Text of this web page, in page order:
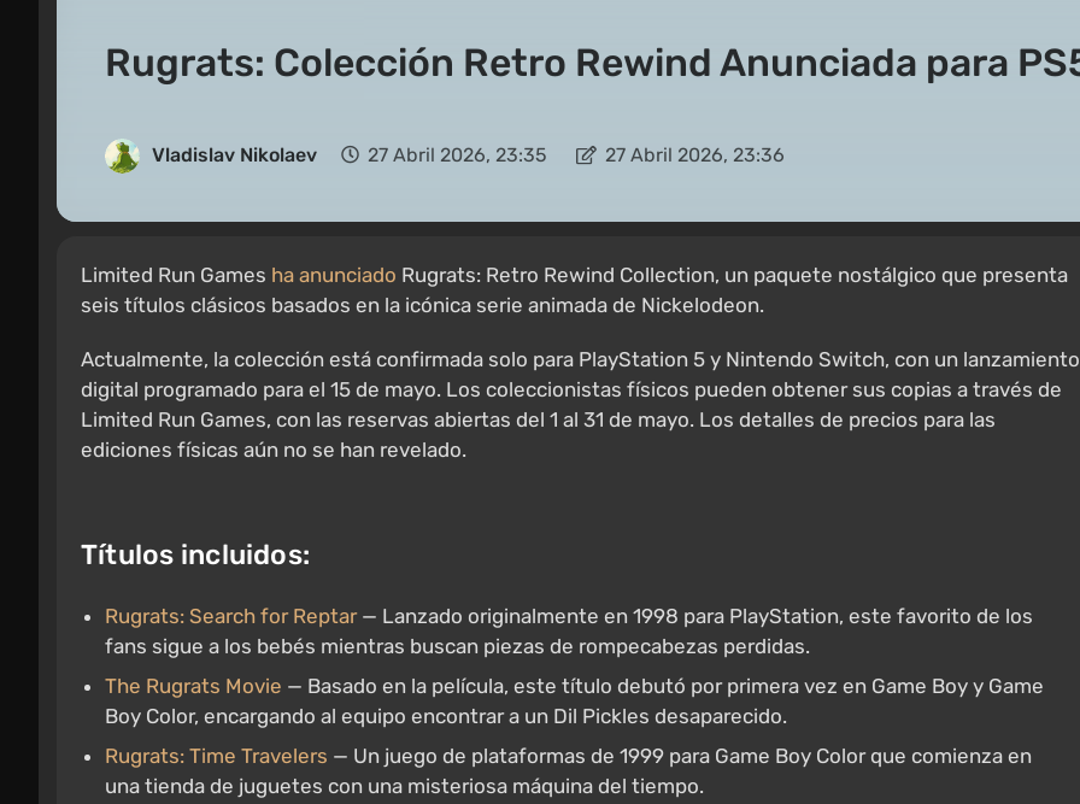
Rugrats: Colección Retro Rewind Anunciada para
Vladislav Nikolaev 27 Abril 2026, 23:35 27 Abril 2026, 23:36
Limited Run Games ha anunciado Rugrats: Retro Rewind Collection, un paquete nostálgico que presenta
seis títulos clásicos basados en la icónica serie animada de Nickelodeon.
Actualmente, la colección está confirmada solo para PlayStation 5 y Nintendo Switch, con un lanzamiento
digital programado para el 15 de mayo. Los coleccionistas físicos pueden obtener sus copias a través de
Limited Run Games, con las reservas abiertas del 1 al 31 de mayo. Los detalles de precios para las
ediciones físicas aún no se han revelado.
Títulos incluidos:
Rugrats: Search for Reptar— Lanzado originalmente en 1998 para PlayStation, este favorito de los
fans sigue a los bebés mientras buscan piezas de rompecabezas perdidas.
The Rugrats Movie — Basado en la película, este título debutó por primera vez en Game Boy y Game
Boy Color, encargando al equipo encontrar a un Dil Pickles desaparecido.
Rugrats: Time Travelers — Un juego de plataformas de 1999 para Game Boy Color que comienza en
una tienda de juguetes con una misteriosa máquina del tiempo.